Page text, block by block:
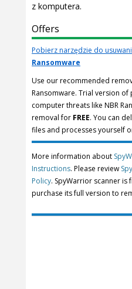
z komputera.
Offers
Pobierz narzędzie do
Ransomware
Use our recommended
Ransomware. Trial version
computer threats like NBR
removal for FREE. You can
files and processes yourself
More information about
Instructions. Please review
Policy. SpyWarrior scanner is
purchase its full version to